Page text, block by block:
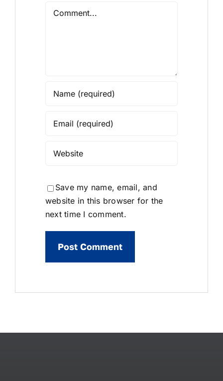
Comment
Save my name, email, and
website in this browser for the
next time I comment.